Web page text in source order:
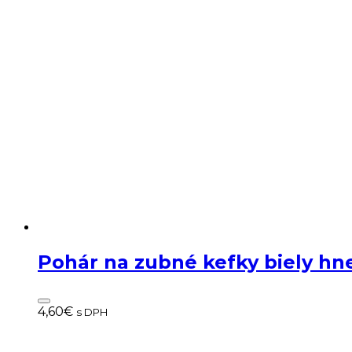
Pohár na zubné kefky biely
4,60€ s DPH